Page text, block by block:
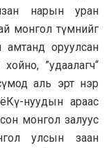
нарын уран
монгол түмнийг
амтанд оруулсан
”удаалагч“
аль эрт нэр
нуудын араас
монгол залуус
улсын заан